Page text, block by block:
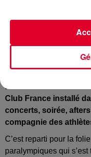
Pour vivre au mieux
Club France installé
concerts, soirée,
compagnie des
C’est reparti pour la
paralympiques qui